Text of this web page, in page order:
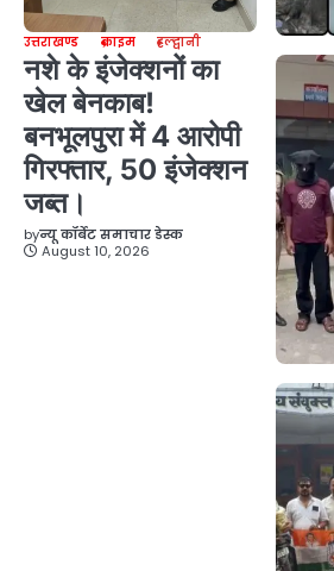
उत्तराखण्ड क्राइम हल्द्वानी
नशे के इंजेक्शनों का
खेल बेनकाब!
बनभूलपुरा में 4 आरोपी
गिरफ्तार, 50 इंजेक्शन
जब्त।
byन्यू कॉर्बेट समाचार डेस्क
August 10, 2026